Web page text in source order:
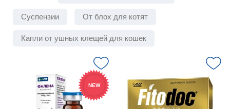
Суспензии От блох для котят
Капли от ушных клещей для кошек
NEW